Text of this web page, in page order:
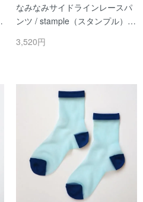
なみなみサイドラインレースパ
ンツ / stample（スタンプル） /
3,520円